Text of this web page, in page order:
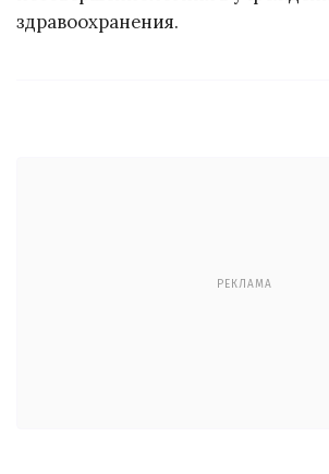
здравоохранения.
РЕКЛАМА